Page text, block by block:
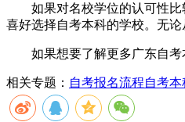
如果对名校学位的认可性比较
喜好选择自考本科的学校。无
如果想要了解更多广东自考本
相关专题： 自考报名流程自考本